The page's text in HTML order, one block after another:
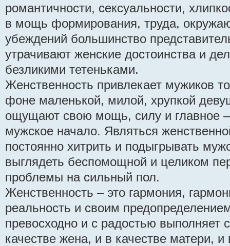
романтичности, сексуальности,
в мощь формирования, труда,
убеждений большинство
утрачивают женские достоинства и
безликими тетеньками.
Женственность привлекает мужиков
фоне маленькой, милой, хрупкой
ощущают свою мощь, силу и главное
мужское начало. Являться
постоянно хитрить и подыгрывать
выглядеть беспомощной и целиком
проблемы на сильный пол.
Женственность – это гармония,
реальность и своим
превосходно и с радостью выполняет
качестве жена, и в качестве матери, и